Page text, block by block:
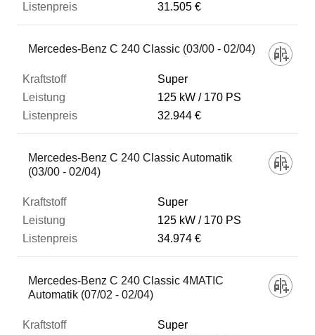
31.505 €
Mercedes-Benz C 240 Classic (03/00 - 02/04)
Super
125 kW
170 PS
32.944 €
Mercedes-Benz C 240 Classic Automatik
(03/00 - 02/04)
Super
125 kW
170 PS
34.974 €
Mercedes-Benz C 240 Classic 4MATIC
Automatik (07/02 - 02/04)
Super